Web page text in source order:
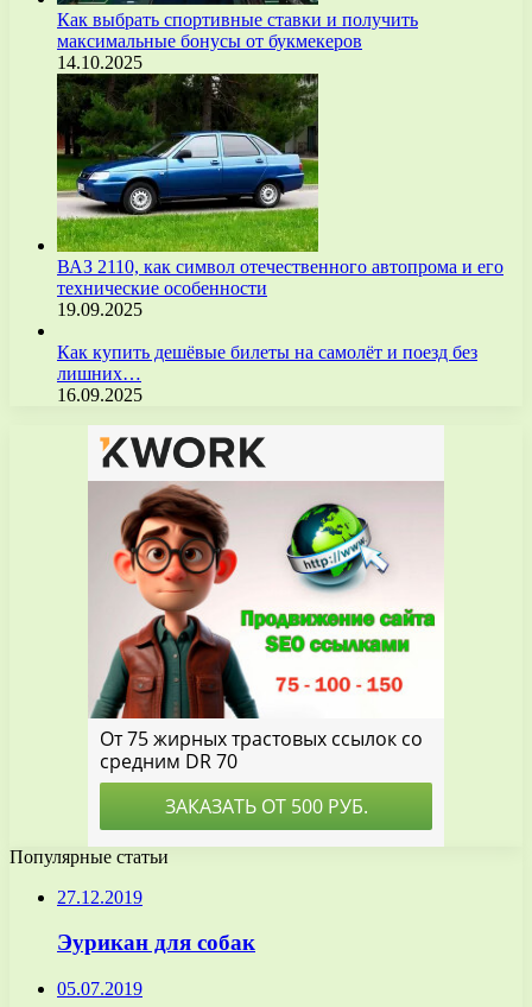
Как выбрать спортивные ставки и получить
максимальные бонусы от букмекеров
14.10.2025
ВАЗ 2110, как символ отечественного автопрома и его
технические особенности
19.09.2025
Как купить дешёвые билеты на самолёт и поезд без
лишних…
16.09.2025
Популярные статьи
27.12.2019
Эурикан для собак
05.07.2019